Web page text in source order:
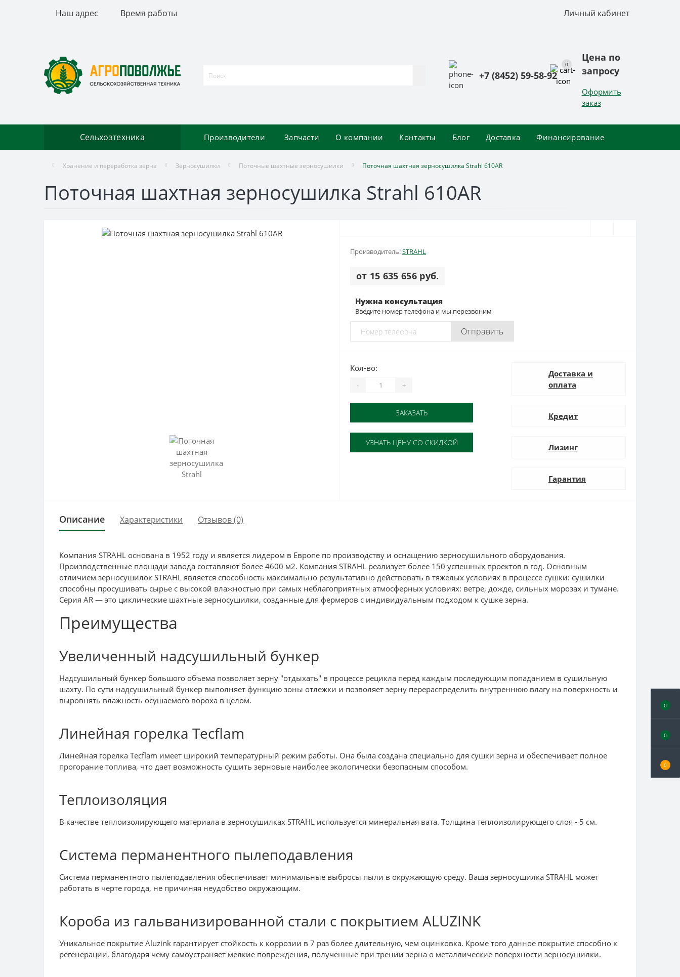
0
0
0
Наш адрес Время работы Личный кабинет
+7 (8452) 59-58-92
0
Цена по
запросу
Оформить
заказ
Сельхозтехника Производители Запчасти О компании Контакты Блог Доставка Финансирование
Хранение и переработка зерна Зерносушилки Поточные шахтные зерносушилки Поточная шахтная зерносушилка Strahl 610AR
Поточная шахтная зерносушилка Strahl 610AR
Производитель:STRAHL
от 15 635 656 руб.
Нужна консультация
Введите номер телефона и мы перезвоним
Отправить
Кол-во:
- +
ЗАКАЗАТЬ
УЗНАТЬ ЦЕНУ СО СКИДКОЙ
Доставка и
оплата
Кредит
Лизинг
Гарантия
Описание Характеристики Отзывов (0)
Компания STRAHL основана в 1952 году и является лидером в Европе по производству и оснащению зерносушильного оборудования.
Производственные площади завода составляют более 4600 м2. Компания STRAHL реализует более 150 успешных проектов в год. Основным
отличием зерносушилок STRAHL является способность максимально результативно действовать в тяжелых условиях в процессе сушки: сушилки
способны просушивать сырье с высокой влажностью при самых неблагоприятных атмосферных условиях: ветре, дожде, сильных морозах и тумане.
Серия AR — это циклические шахтные зерносушилки, созданные для фермеров с индивидуальным подходом к сушке зерна.
Преимущества
Увеличенный надсушильный бункер
Надсушильный бункер большого объема позволяет зерну "отдыхать" в процессе рецикла перед каждым последующим попаданием в сушильную
шахту. По сути надсушильный бункер выполняет функцию зоны отлежки и позволяет зерну перераспределить внутреннюю влагу на поверхность и
выровнять влажность осушаемого вороха в целом.
Линейная горелка Tecflam
Линейная горелка Tecflam имеет широкий температурный режим работы. Она была создана специально для сушки зерна и обеспечивает полное
прогорание топлива, что дает возможность сушить зерновые наиболее экологически безопасным способом.
Теплоизоляция
В качестве теплоизолирующего материала в зерносушилках STRAHL используется минеральная вата. Толщина теплоизолирующего слоя - 5 см.
Система перманентного пылеподавления
Система перманентного пылеподавления обеспечивает минимальные выбросы пыли в окружающую среду. Ваша зерносушилка STRAHL может
работать в черте города, не причиняя неудобство окружающим.
Короба из гальванизированной стали с покрытием ALUZINK
Уникальное покрытие Aluzink гарантирует стойкость к коррозии в 7 раз более длительную, чем оцинковка. Кроме того данное покрытие способно к
регенерации, благодаря чему самоустраняет мелкие повреждения, полученные при трении зерна о металлические поверхности зерносушилки.